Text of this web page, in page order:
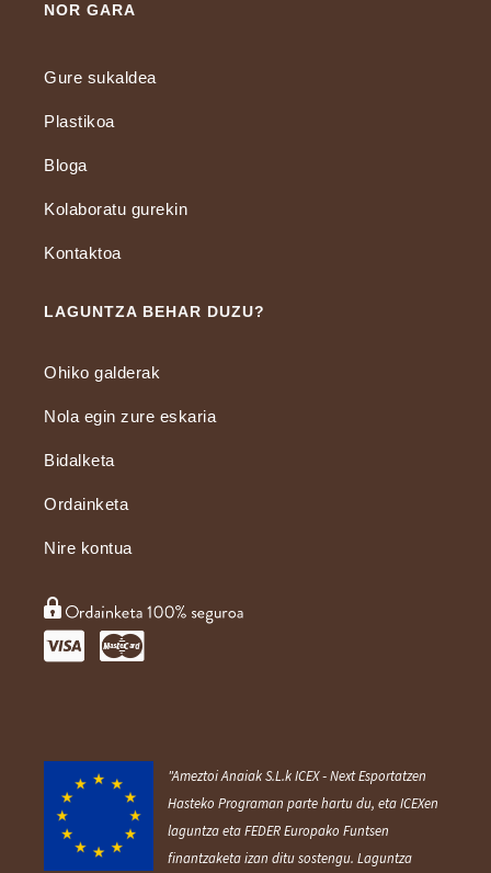
NOR GARA
Gure sukaldea
Plastikoa
Bloga
Kolaboratu gurekin
Kontaktoa
LAGUNTZA BEHAR DUZU?
Ohiko galderak
Nola egin zure eskaria
Bidalketa
Ordainketa
Nire kontua
"Ameztoi Anaiak S.L.k ICEX ‐ Next Esportatzen
Hasteko Programan parte hartu du, eta ICEXen
laguntza eta FEDER Europako Funtsen
finantzaketa izan ditu sostengu. Laguntza